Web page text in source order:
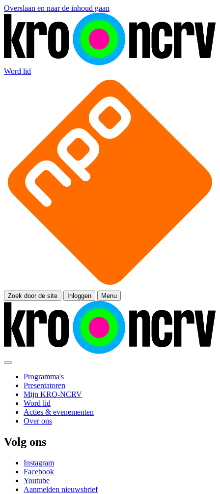
Overslaan en naar de inhoud gaan
Word lid
Zoek door de site Inloggen Menu
Programma's
Presentatoren
Mijn KRO-NCRV
Word lid
Acties & evenementen
Over ons
Volg ons
Instagram
Facebook
Youtube
Aanmelden nieuwsbrief